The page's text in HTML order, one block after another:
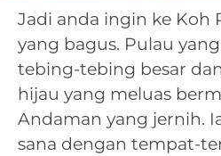
Jadi anda ingin ke Koh
yang bagus. Pulau
tebing-tebing besar
hijau yang meluas
Andaman yang jernih.
sana dengan tempat-